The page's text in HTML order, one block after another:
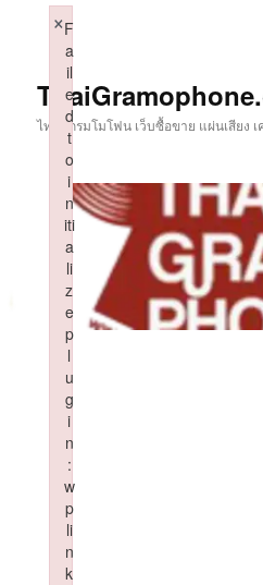
ไทยแกรมโมโฟน เว็บซื้อขาย แผ่นเสียง เ
F
a
il
e
d
t
o
i
n
iti
a
li
z
e
p
l
u
g
i
n
:
w
p
li
n
k
×